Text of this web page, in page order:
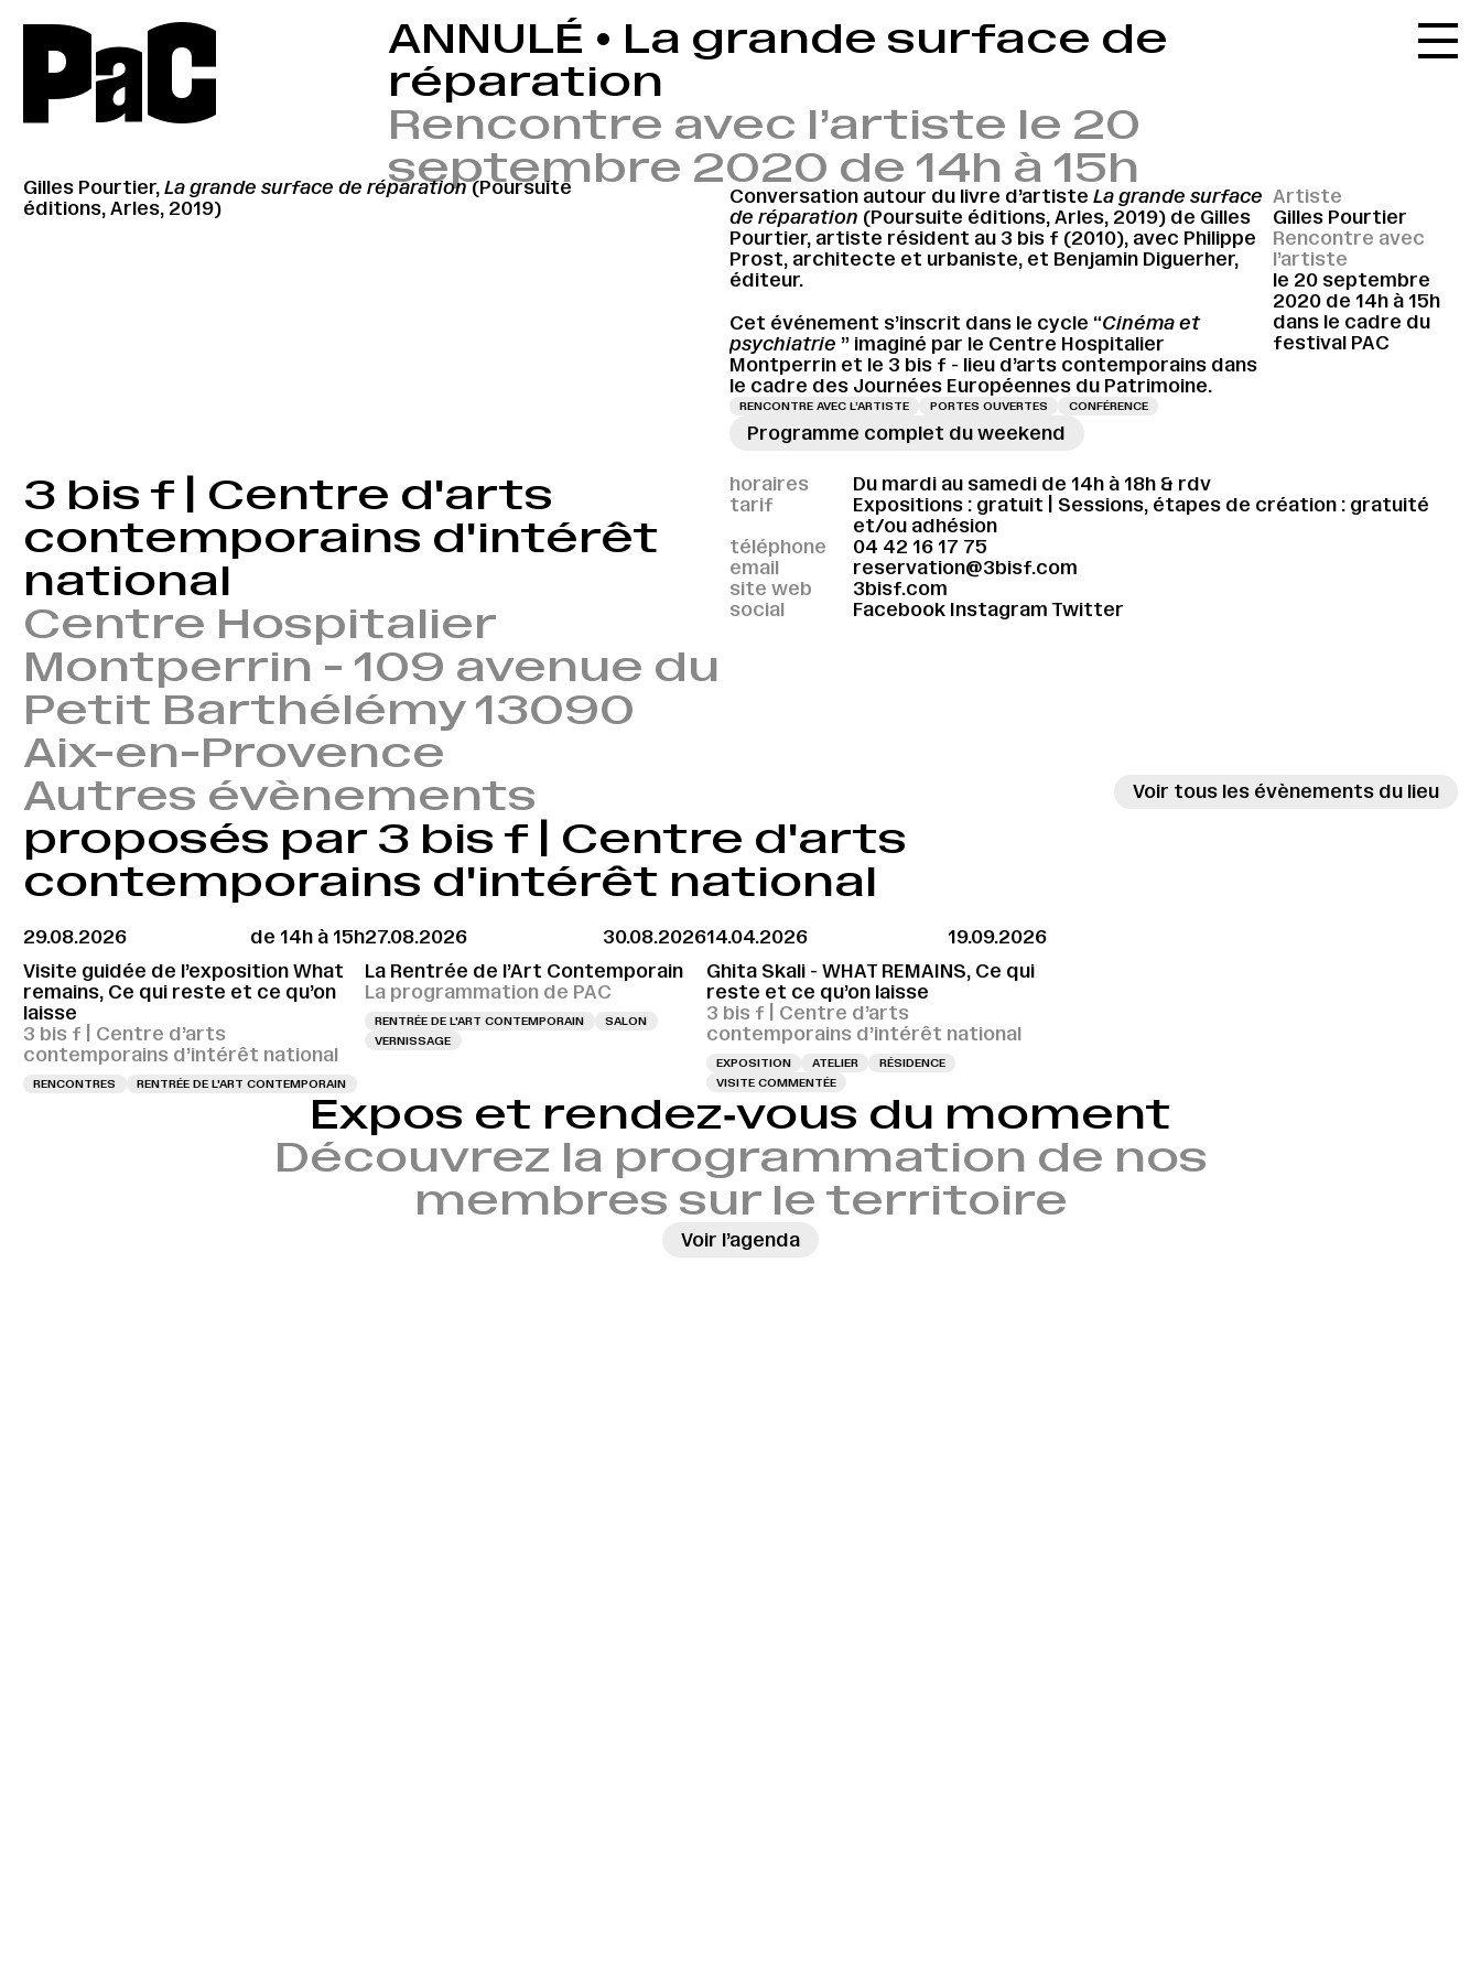
PaC
Accueil
Le festival
Le lieu
Les ressources
Le journal
Contact
ANNULÉ • La grande surface de
réparation
Rencontre avec l’artiste le 20
septembre 2020 de 14h à 15h
Gilles Pourtier, La grande surface de réparation(Poursuite
éditions, Arles, 2019)
Conversation autour du livre d’artiste La grande surface
de réparation (Poursuite éditions, Arles, 2019) de Gilles
Pourtier, artiste résident au 3 bis f (2010), avec Philippe
Prost, architecte et urbaniste, et Benjamin Diguerher,
éditeur.
Cet événement s’inscrit dans le cycle “Cinéma et
psychiatrie ” imaginé par le Centre Hospitalier
Montperrin et le 3 bis f - lieu d’arts contemporains dans
le cadre des Journées Européennes du Patrimoine.
RENCONTRE AVEC L’ARTISTE PORTES OUVERTES CONFÉRENCE
Programme complet du weekend
Artiste
Gilles Pourtier
Rencontre avec
l’artiste
le 20 septembre
2020 de 14h à 15h
dans le cadre du
festival PAC
3 bis f | Centre d'arts
contemporains d'intérêt
national
Centre Hospitalier
Montperrin - 109 avenue du
Petit Barthélémy 13090
Aix-en-Provence
horaires
Du mardi au samedi de 14h à 18h & rdv
tarif
Expositions : gratuit | Sessions, étapes de création : gratuité
et/ou adhésion
téléphone
04 42 16 17 75
email
reservation@3bisf.com
site web
3bisf.com
social
Facebook Instagram Twitter
Autres évènements
proposés par 3 bis f | Centre d'arts
contemporains d'intérêt national
Voir tous les évènements du lieu
29.08.2026
de 14h à 15h
Visite guidée de l’exposition What
remains, Ce qui reste et ce qu’on
laisse
3 bis f | Centre d’arts
contemporains d’intérêt national
RENCONTRES RENTRÉE DE L'ART CONTEMPORAIN
27.08.2026
30.08.2026
La Rentrée de l’Art Contemporain
La programmation de PAC
RENTRÉE DE L'ART CONTEMPORAIN
SALON
VERNISSAGE
14.04.2026
19.09.2026
Ghita Skali - WHAT REMAINS, Ce qui
reste et ce qu’on laisse
3 bis f | Centre d’arts
contemporains d’intérêt national
EXPOSITION ATELIER
RÉSIDENCE
VISITE COMMENTÉE
Expos et rendez‑vous du moment
Découvrez la programmation de nos
membres sur le territoire
Voir l’agenda